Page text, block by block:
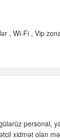
Wi-Fi Vip
personal,
xidmət olan